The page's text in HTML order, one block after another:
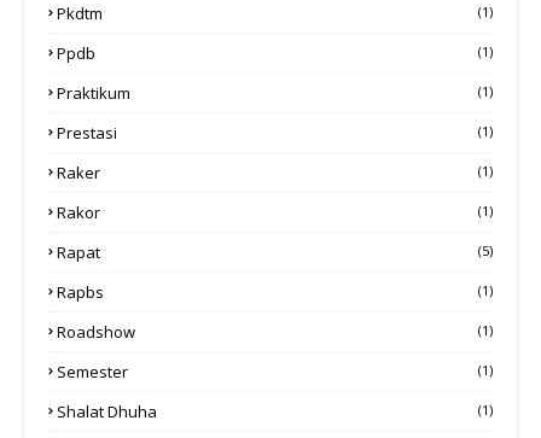
Pkdtm (1)
Ppdb (1)
Praktikum (1)
Prestasi (1)
Raker (1)
Rakor (1)
Rapat (5)
Rapbs (1)
Roadshow (1)
Semester (1)
Shalat Dhuha (1)